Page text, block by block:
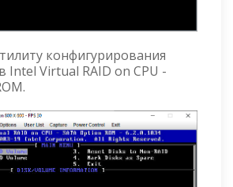
конфигурирования
Intel Virtual RAID on CPU -